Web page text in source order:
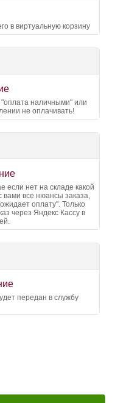
в виртуальную корзину
наличными" или
не оплачивать!
если нет на складе какой
все нюансы заказа,
оплату". Только
через Яндекс Кассу в
передан в службу